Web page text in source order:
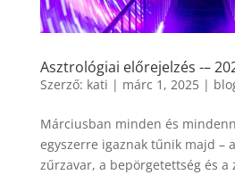
Asztrológiai előrejelzés -–
Szerző: kati | márc 1, 2025|
Márciusban minden és
egyszerre igaznak tűnik majd –
zűrzavar, a bepörgetettség és a